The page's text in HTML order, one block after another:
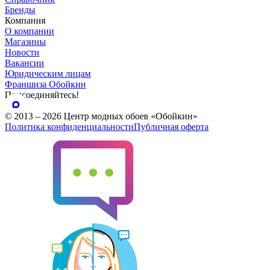
Бренды
Компания
О компании
Магазины
Новости
Вакансии
Юридическим лицам
Франшиза Обойкин
Присоединяйтесь!
© 2013 – 2026 Центр модных обоев «Обойкин»
Политика конфиденциальностиПубличная оферта